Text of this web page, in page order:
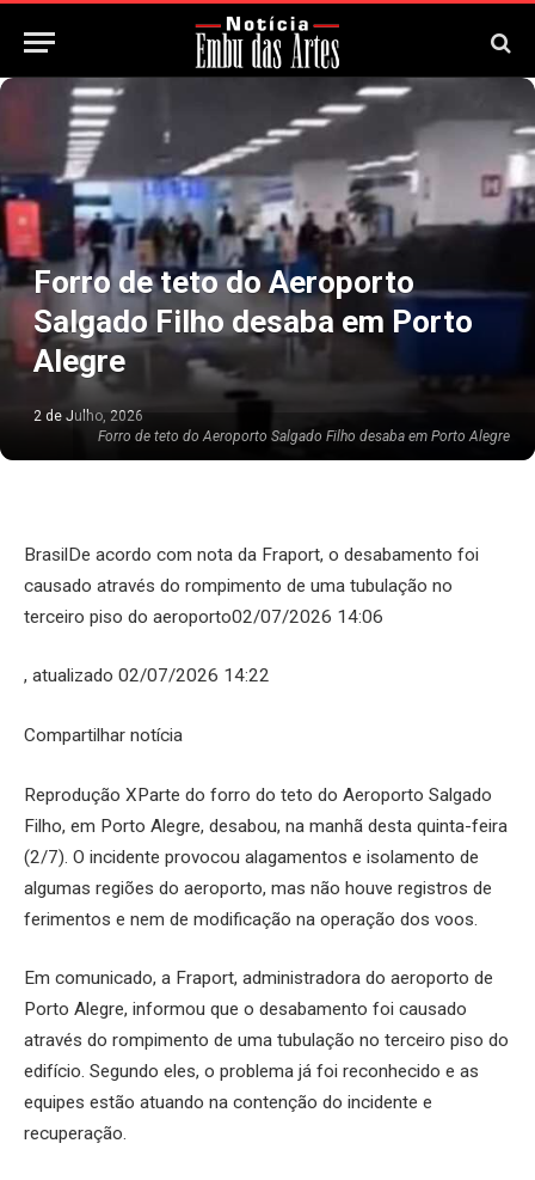
Forro de teto do Aeroporto Salgado Filho desaba em Porto Alegre
Forro de teto do Aeroporto
Salgado Filho desaba em Porto
Alegre
2 de Julho, 2026
BrasilDe acordo com nota da Fraport, o desabamento foi
causado através do rompimento de uma tubulação no
terceiro piso do aeroporto02/07/2026 14:06
, atualizado 02/07/2026 14:22
Compartilhar notícia
Reprodução XParte do forro do teto do Aeroporto Salgado
Filho, em Porto Alegre, desabou, na manhã desta quinta-feira
(2/7). O incidente provocou alagamentos e isolamento de
algumas regiões do aeroporto, mas não houve registros de
ferimentos e nem de modificação na operação dos voos.
Em comunicado, a Fraport, administradora do aeroporto de
Porto Alegre, informou que o desabamento foi causado
através do rompimento de uma tubulação no terceiro piso do
edifício. Segundo eles, o problema já foi reconhecido e as
equipes estão atuando na contenção do incidente e
recuperação.